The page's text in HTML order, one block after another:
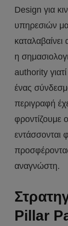
Design για
υπηρεσιών
καταλαβαίνει
η
authority
ένας
περιγραφή
φροντίζουμε
εντάσσονται
αναγνώστη.
Pillar